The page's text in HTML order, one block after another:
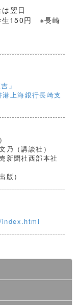
翌日
生150円 ※長崎
」
上海銀行長崎支
乃（講談社）
新聞社西部本社
版）